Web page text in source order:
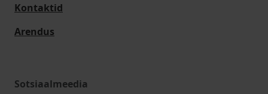
Kontaktid
Arendus
Sotsiaalmeedia